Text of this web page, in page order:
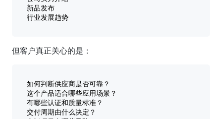
新品发布
行业发展趋势
但客户真正关心的是：
如何判断供应商是否可靠？
这个产品适合哪些应用场景？
有哪些认证和质量标准？
交付周期由什么决定？